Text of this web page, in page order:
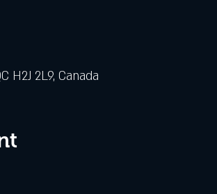
H2J 2L9, Canada